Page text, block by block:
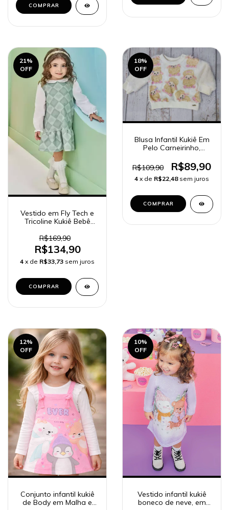
COMPRAR
21%
OFF
Vestido em Fly Tech e
Tricoline Kukiê Bebê
R$169,90
R$134,90
4 x de R$33,73 sem juros
COMPRAR
18%
OFF
Blusa Infantil Kukiê Em
Pelo Carneirinho,
R$109,90
R$89,90
4 x de R$22,48 sem juros
COMPRAR
12%
OFF
Conjunto infantil kukiê
de Body em Malha e
10%
OFF
Vestido infantil kukiê
boneco de neve, em